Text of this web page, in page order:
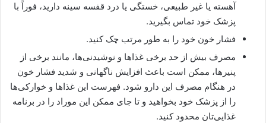
آهسته یا غیر طبیعی، خستگی یا درد قفسه سینه دارید، فوراً با
پزشک خود تماس بگیرید.
فشار خون خود را به طور مرتب چک کنید.
مصرف بیش از حد برخی غذاها و نوشیدنی‌ها، مانند برخی از
پنیرها، ممکن است باعث افزایش ناگهانی و شدید فشار خون
در هنگام مصرف این دارو شود. فهرست این غذاها و خوارکی‌ها
را از پزشک خود بخواهید و تا جای ممکن این موراد را در برنامه
غذایی‌تان محدود کنید.